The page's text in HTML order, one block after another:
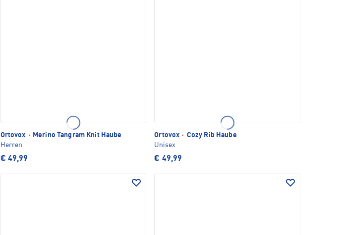
Ortovox ·
Merino Tangram Knit Haube
Herren
€ 49,99
Ortovox · Cozy Rib Haube
Unisex
€ 49,99